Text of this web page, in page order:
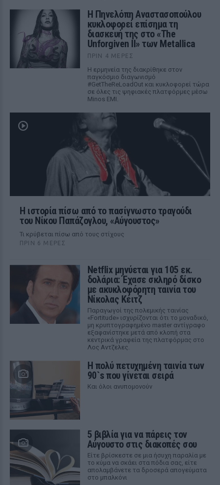
Η Πηνελόπη Αναστασοπούλου
κυκλοφορεί επίσημα τη
διασκευή της στο «The
Unforgiven II» των Metallica
ΠΡΙΝ 4 ΜΈΡΕΣ
Η ερμηνεία της διακρίθηκε στον
παγκόσμιο διαγωνισμό
#GetTheReLoadOut και κυκλοφορεί τώρα
σε όλες τις ψηφιακές πλατφόρμες μέσω
Minos EMI.
Η ιστορία πίσω από το πασίγνωστο τραγούδι
του Νίκου Παπάζογλου, «Αύγουστος»
Τι κρύβεται πίσω από τους στίχους
ΠΡΙΝ 6 ΜΈΡΕΣ
Netflix μηνύεται για 105 εκ.
δολάρια: Έχασε σκληρό δίσκο
με ακυκλοφόρητη ταινία του
Νίκολας Κέιτζ
Παραγωγοί της πολεμικής ταινίας
«Fortitude» ισχυρίζονται ότι το μοναδικό,
μη κρυπτογραφημένο master αντίγραφο
εξαφανίστηκε μετά από κλοπή στα
κεντρικά γραφεία της πλατφόρμας στο
Λος Αντζελες.
Η πολύ πετυχημένη ταινία των
90`s που γίνεται σειρά
Και όλοι ανυπομονούν
5 βιβλία για να πάρεις τον
Αύγουστο στις διακοπές σου
Είτε βρίσκεστε σε μια ήσυχη παραλία με
το κύμα να σκάει στα πόδια σας, είτε
απολαμβάνετε τα δροσερά απογεύματα
στο μπαλκόνι